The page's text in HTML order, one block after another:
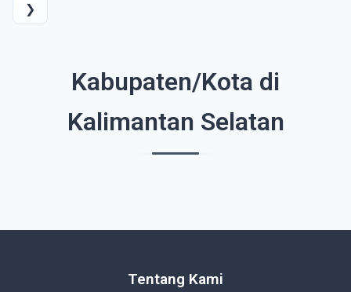
❯
Kabupaten/Kota di
Kalimantan Selatan
Tentang Kami